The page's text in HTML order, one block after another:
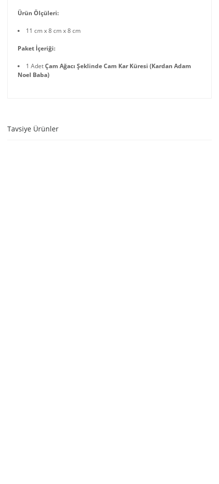
Ürün Ölçüleri:
11 cm x 8 cm x 8 cm
Paket İçeriği:
1 AdetÇam Ağacı Şeklinde Cam Kar Küresi (Kardan Adam
Noel Baba)
Tavsiye Ürünler